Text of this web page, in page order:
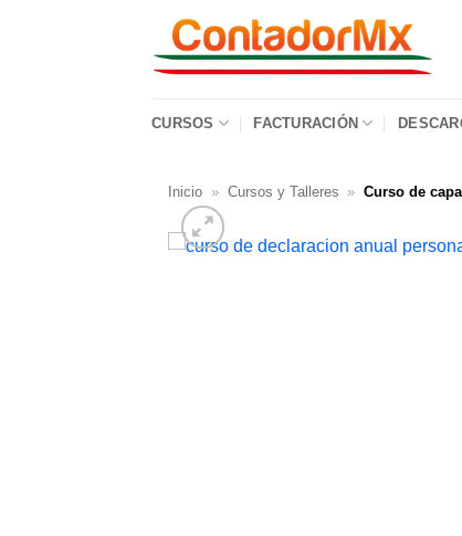
CURSOS FACTURACIÓN
Inicio » Cursos y Talleres » Curso de